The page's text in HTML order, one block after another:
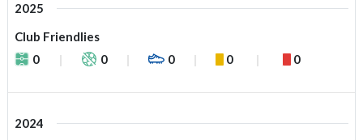
2025
Club Friendlies
0
0 0 0 0
2024